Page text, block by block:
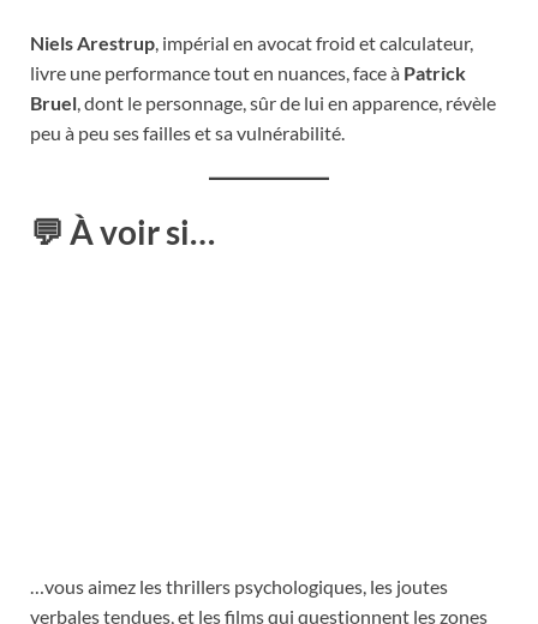
Niels Arestrup , impérial en avocat froid et calculateur,
livre une performance tout en nuances, face à Patrick
Bruel , dont le personnage, sûr de lui en apparence, révèle
peu à peu ses failles et sa vulnérabilité.
💬 À voir si…
…vous aimez les thrillers psychologiques, les joutes
verbales tendues, et les films qui questionnent les zones